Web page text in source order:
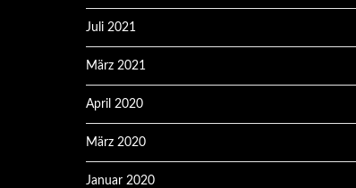
Juli 2021
März 2021
April 2020
März 2020
Januar 2020